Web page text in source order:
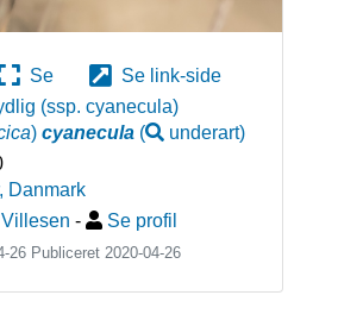
Se
Se link-side
(ssp. cyanecula)
) cyanecula( underart)
Danmark
- Se profil
26 Publiceret 2020-04-26